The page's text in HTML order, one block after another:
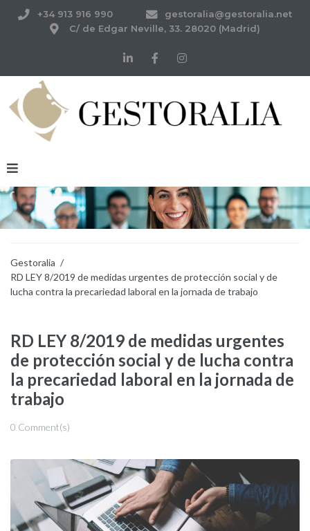
+34 913 916 990
gestoralia@gestoralia.net
C/ de Edgar Neville, 33. 28020 (Madrid)
Gestoralia /
RD LEY 8/2019 de medidas urgentes de protección social y de
lucha contra la precariedad laboral en la jornada de trabajo
RD LEY 8/2019 de medidas urgentes
de protección social y de lucha contra
la precariedad laboral en la jornada de
trabajo
0 Comment(s)